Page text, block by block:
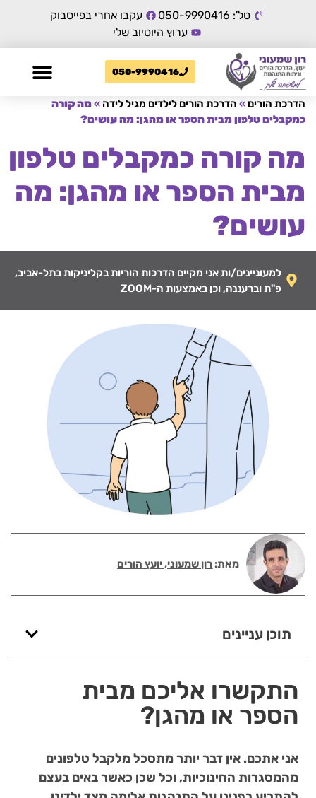
טל': 050-9990416
עקבו אחרי בפייסבוק
ערוץ היוטיוב שלי
050-9990416
הדרכת הורים » הדרכת הורים לילדים מגיל לידה »מה קורה
כמקבלים טלפון מבית הספר או מהגן: מה עושים?
מה קורה כמקבלים טלפון
מבית הספר או מהגן: מה
עושים?
למעוניינים/ות אני מקיים הדרכות הוריות בקליניקות בתל-אביב,
פ"ת וברעננה, וכן באמצעות ה-ZOOM
מאת:רון שמעוני, יועץ הורים
תוכן עניינים
התקשרו אליכם מבית
הספר או מהגן?
אני אתכם. אין דבר יותר מתסכל מלקבל טלפונים
מהמסגרות החינוכיות, וכל שכן כאשר באים בעצם